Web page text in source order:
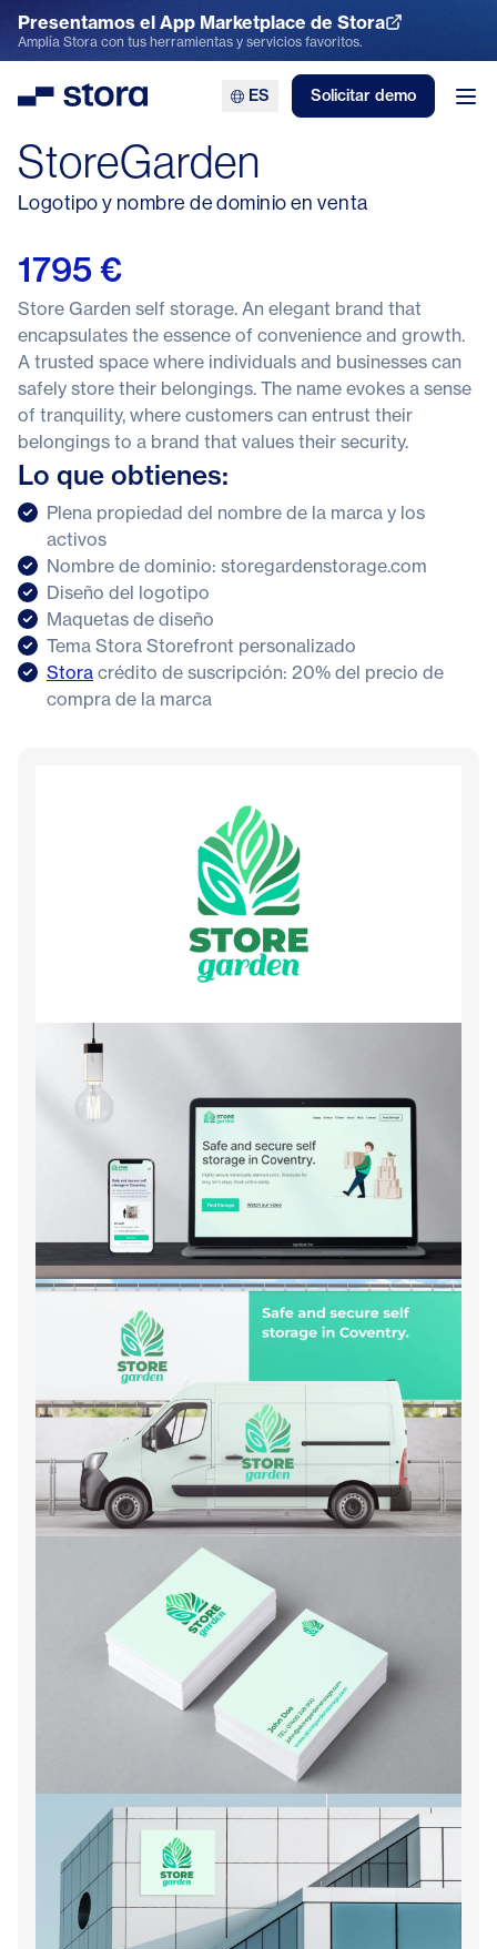
Presentamos el App Marketplace de Stora
Explora el App Marketplace
Amplía Stora con tus herramientas y servicios favoritos.
Stora ES Solicitar demo
StoreGarden
Logotipo y nombre de dominio en venta
1795 €
Store Garden self storage. An elegant brand that
encapsulates the essence of convenience and growth.
A trusted space where individuals and businesses can
safely store their belongings. The name evokes a sense
of tranquility, where customers can entrust their
belongings to a brand that values their security.
Lo que obtienes:
Plena propiedad del nombre de la marca y los
activos
Nombre de dominio: storegardenstorage.com
Diseño del logotipo
Maquetas de diseño
Tema Stora Storefront personalizado
Stora crédito de suscripción: 20% del precio de
compra de la marca